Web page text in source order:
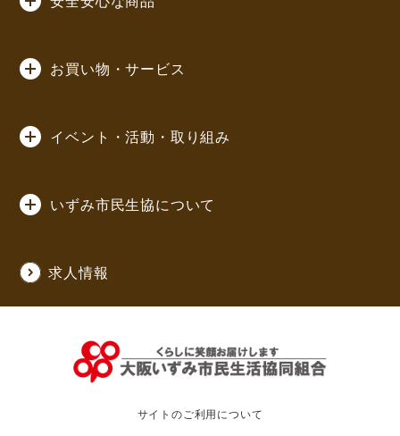
お買い物・サービス
イベント・活動・取り組み
いずみ市民生協について
求人情報
サイトのご利用について